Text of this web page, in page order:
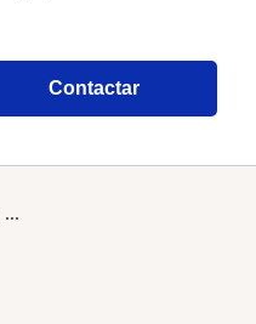
Contactar
...